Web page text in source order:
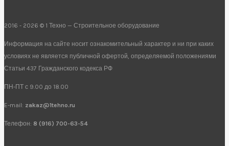
2016 - 2026 © 1 Техно — Строительное оборудование
Информация на сайте носит ознакомительный характер и ни при каких
условиях не является публичной офертой, определяемой положениями
Статьи 437 Гражданского кодекса РФ
ПН-ПТ с 9.00 до 18.00
E-mail: zakaz@1tehno.ru
Телефон: 8 (916) 700-63-54